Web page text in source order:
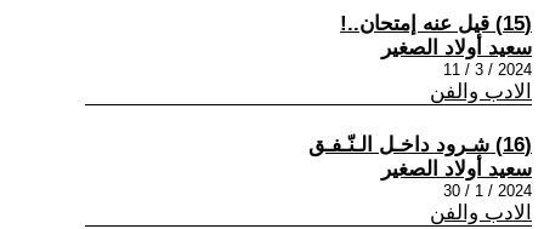
(15) قيل عنه إمتحان..!
سعيد أولاد الصغير
2024 / 3 / 11
الادب والفن
(16) شـرود داخـل الـنّـفـق
سعيد أولاد الصغير
2024 / 1 / 30
الادب والفن